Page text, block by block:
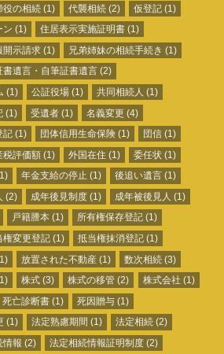
役の相続 (1) 代襲相続 (2) 仮登記 (1)
ン (1) 住居表示実施証明書 (1)
開示請求 (1) 兄弟姉妹の相続手続き (1)
書遺言・自筆証書遺言 (2)
(1) 公証役場 (1) 共同相続人 (1)
(1) 受遺者 (1) 名義変更 (4)
記 (1) 団体信用生命保険 (1) 団信 (1)
税評価額 (1) 外国在住 (1) 委任状 (1)
年金支給の停止 (1) 後追い遺言 (1)
(2) 成年後見制度 (1) 成年被後見人 (1)
戸籍謄本 (1) 所有権保存登記 (1)
権変更登記 (1) 抵当権抹消登記 (1)
放置された不動産 (1) 数次相続 (3)
株式 (3) 株式の移管 (2) 株式会社 (1)
死亡診断書 (1) 死因贈与 (1)
(1) 法定熟慮期間 (1) 法定相続 (2)
情報 (2) 法定相続情報証明制度 (2)